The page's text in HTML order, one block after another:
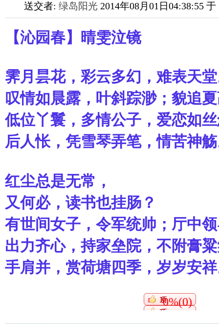
送交者: 绿岛阳光 2014年08月01日04:38:55
【沁园春】晴雯泣镜
霁月昙花，彩云多幻，难表天
叹情如晨露，叶斜踪渺；貌追
低位丫鬟，多情公子，爱恋如
后人怅，凭雪琴弄笔，情苦神
红尘总是无常，
又何必，读书也挂肠？
有世间女子，令军统帅；厅中
出力齐心，持家垒院，不附膏
手肩并，赏荷塘四季，岁岁安
0%(0)